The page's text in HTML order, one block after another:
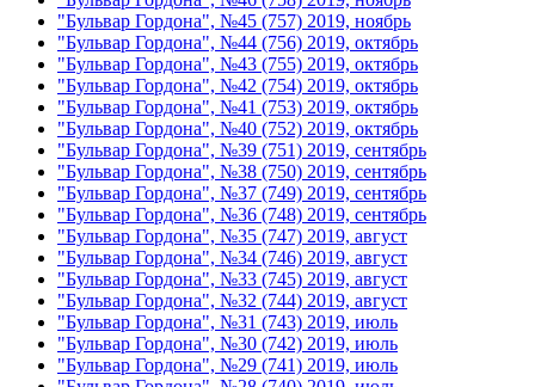
"Бульвар Гордона", №45 (757) 2019, ноябрь
"Бульвар Гордона", №44 (756) 2019, октябрь
"Бульвар Гордона", №43 (755) 2019, октябрь
"Бульвар Гордона", №42 (754) 2019, октябрь
"Бульвар Гордона", №41 (753) 2019, октябрь
"Бульвар Гордона", №40 (752) 2019, октябрь
"Бульвар Гордона", №39 (751) 2019, сентябрь
"Бульвар Гордона", №38 (750) 2019, сентябрь
"Бульвар Гордона", №37 (749) 2019, сентябрь
"Бульвар Гордона", №36 (748) 2019, сентябрь
"Бульвар Гордона", №35 (747) 2019, август
"Бульвар Гордона", №34 (746) 2019, август
"Бульвар Гордона", №33 (745) 2019, август
"Бульвар Гордона", №32 (744) 2019, август
"Бульвар Гордона", №31 (743) 2019, июль
"Бульвар Гордона", №30 (742) 2019, июль
"Бульвар Гордона", №29 (741) 2019, июль